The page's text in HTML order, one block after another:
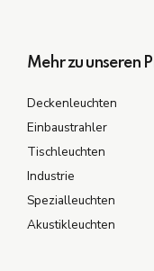
Mehr zu unseren
Deckenleuchten
Einbaustrahler
Tischleuchten
Industrie
Spezialleuchten
Akustikleuchten